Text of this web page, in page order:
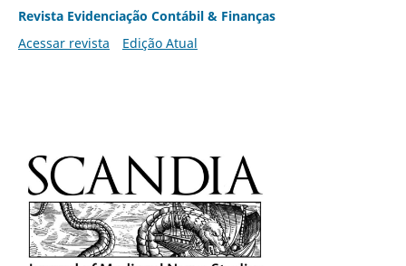
Revista Evidenciação Contábil & Finanças
Acessar revista
Edição Atual